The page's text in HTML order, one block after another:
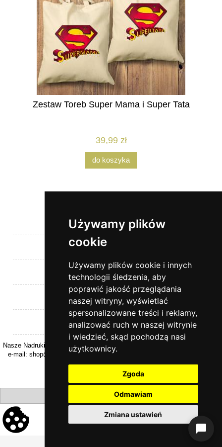
Używamy plików
cookie
Używamy plików cookie i innych
technologii śledzenia, aby
poprawić jakość przeglądania
naszej witryny, wyświetlać
spersonalizowane treści i reklamy,
analizować ruch w naszej witrynie
i wiedzieć, skąd pochodzą nasi
użytkownicy.
Zgoda
Odmawiam
Zmiana ustawień
Zestaw Toreb Super Mama i Super Tata
39,99 zł
do koszyka
Pomoc
Moje konto
Płatności i dostawa
Informacje
O nas
Nasze Nadruki | ul. Kasztanowa 26 | 32-040 Rzeszotary | woj. Małopolskie |
e-mail: shop@naszenadruki.pl | tel. +48 690 531 231
pokaż pełną wersję strony